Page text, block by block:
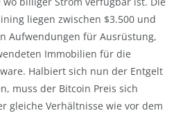
liegen zwischen $3.500 und
Aufwendungen für Ausrüstung,
Immobilien für die
Halbiert sich nun der Entgelt
muss der Bitcoin Preis sich
gleiche Verhältnisse wie vor dem